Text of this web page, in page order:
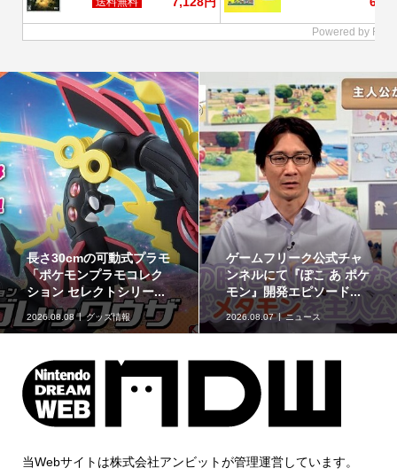
最初のパートナーポケモ
ンなど30種！「ポケット
モンスター30周年 ミニ...
2026.08.07 グッズ情報
ポケモンの姿のソフビ貯
金箱「ポケモンコインバ
ンク」に、ゲンガーな...
2026.08.07 グッズ情報
当Webサイトは株式会社アンビットが管理運営しています。